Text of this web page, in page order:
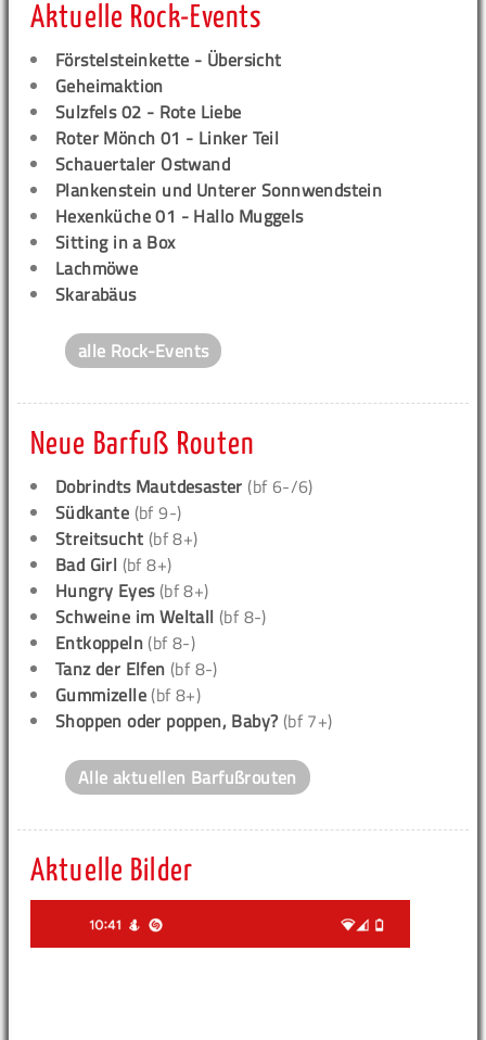
Aktuelle Rock-Events
Förstelsteinkette - Übersicht
Geheimaktion
Sulzfels 02 - Rote Liebe
Roter Mönch 01 - Linker Teil
Schauertaler Ostwand
Plankenstein und Unterer Sonnwendstein
Hexenküche 01 - Hallo Muggels
Sitting in a Box
Lachmöwe
Skarabäus
alle Rock-Events
Neue Barfuß Routen
Dobrindts Mautdesaster (bf 6-/6)
Südkante (bf 9-)
Streitsucht (bf 8+)
Bad Girl (bf 8+)
Hungry Eyes(bf 8+)
Schweine im Weltall (bf 8-)
Entkoppeln (bf 8-)
Tanz der Elfen (bf 8-)
Gummizelle (bf 8+)
Shoppen oder poppen, Baby? (bf 7+)
Alle aktuellen Barfußrouten
Aktuelle Bilder